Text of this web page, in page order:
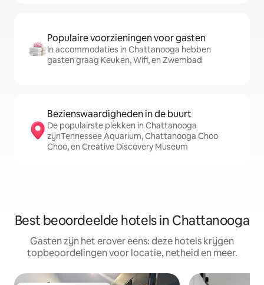
Populaire voorzieningen voor gasten
In accommodaties in Chattanooga hebben
gasten graag Keuken, Wifi, en Zwembad
Bezienswaardigheden in de buurt
De populairste plekken in Chattanooga
zijnTennessee Aquarium, Chattanooga Choo
Choo, en Creative Discovery Museum
Best beoordeelde hotels in Chattanooga
Gasten zijn het erover eens: deze hotels krijgen
topbeoordelingen voor locatie, netheid en meer.